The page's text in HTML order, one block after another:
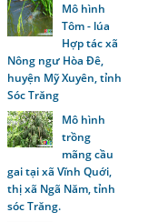
Mô hình
Tôm - lúa
Hợp tác xã
Nông ngư Hòa Đê,
huyện Mỹ Xuyên, tỉnh
Sóc Trăng
Mô hình
trồng
mãng cầu
gai tại xã Vĩnh Quới,
thị xã Ngã Năm, tỉnh
sóc Trăng.